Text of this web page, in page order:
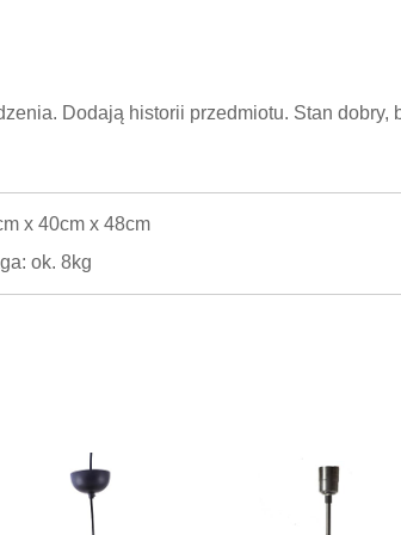
Dodają historii przedmiotu. Stan dobry,
x 40cm x 48cm
ok. 8kg